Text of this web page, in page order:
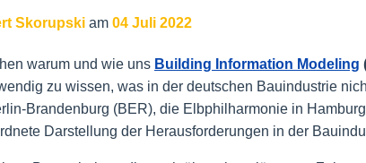
Skorupski am 04 Juli 2022
warum und wie uns Building Information Modeling
zu wissen, was in der deutschen Bauindustrie
Brandenburg (BER), die Elbphilharmonie in
Darstellung der Herausforderungen in der